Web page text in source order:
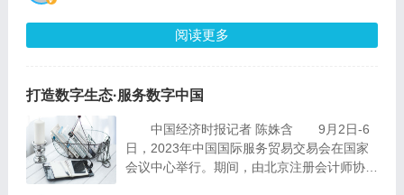
入国民教育，...
阅读更多
打造数字生态·服务数字中国
中国经济时报记者 陈姝含 9月2日-6
日，2023年中国国际服务贸易交易会在国家
会议中心举行。期间，由北京注册会计师协会